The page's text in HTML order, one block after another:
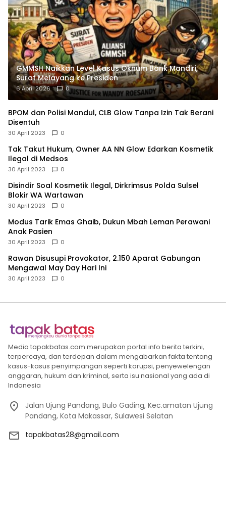
GMMSH Naikkan Level Kasus Oknum Bank Mandiri,
Surat Melayang ke Presiden
6 April 2026 0
BPOM dan Polisi Mandul, CLB Glow Tanpa Izin Tak Berani
Disentuh
30 April 2023 0
Tak Takut Hukum, Owner AA NN Glow Edarkan Kosmetik
Ilegal di Medsos
30 April 2023 0
Disindir Soal Kosmetik Ilegal, Dirkrimsus Polda Sulsel
Blokir WA Wartawan
30 April 2023 0
Modus Tarik Emas Ghaib, Dukun Mbah Leman Perawani
Anak Pasien
30 April 2023 0
Rawan Disusupi Provokator, 2.150 Aparat Gabungan
Mengawal May Day Hari Ini
30 April 2023 0
Media tapakbatas.com merupakan portal info berita terkini,
terpercaya, dan terdepan dalam mengabarkan fakta tentang
kasus-kasus penyimpangan seperti korupsi, penyewelengan
anggaran, hukum dan kriminal, serta isu nasional yang ada di
Indonesia
Jalan Ujung Pandang, Bulo Gading, Kec.amatan Ujung
Pandang, Kota Makassar, Sulawesi Selatan
tapakbatas28@gmail.com